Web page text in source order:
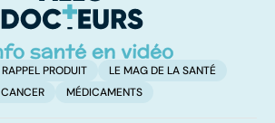
RAPPEL PRODUIT
LE MAG DE LA SANTÉ
CANCER
MÉDICAMENTS